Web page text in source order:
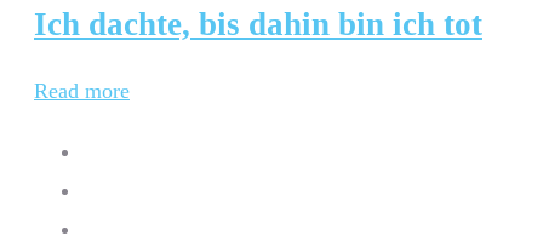
Ich dachte, bis dahin bin ich tot
Read more